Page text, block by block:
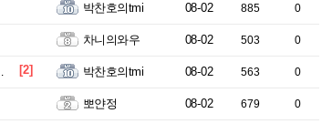
박찬호의tmi 08-02 885 0
차니의와우 08-02 503 0
[2] 박찬호의tmi 08-02 563 0
뽀얀정 08-02 679 0